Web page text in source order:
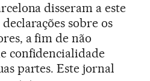
disseram a este
sobre os
a fim de não
confidencialidade
partes. Este jornal